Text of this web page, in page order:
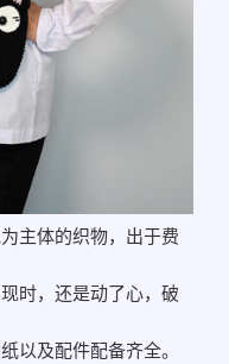
主体的织物，出于费
时，还是动了心，破
以及配件配备齐全。